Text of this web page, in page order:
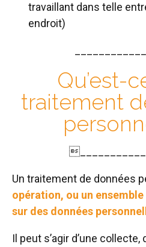
travaillant dans telle
endroit)
Qu’est-
traitement
Un traitement de données
opération, ou un
sur des données
Il peut s’agir d’une